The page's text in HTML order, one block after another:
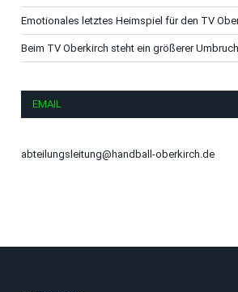
Emotionales letztes Heimspiel für den TV
Beim TV Oberkirch steht ein größerer
EMAIL
abteilungsleitung@handball-oberkirch.de